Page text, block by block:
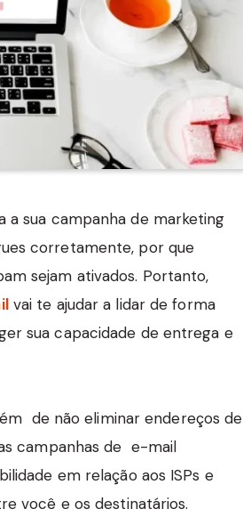
a sua campanha de marketing
corretamente, por que
sejam ativados. Portanto,
vai te ajudar a lidar de forma
sua capacidade de entrega e
de não eliminar endereços de
campanhas de e-mail
em relação aos ISPs e
você e os destinatários.